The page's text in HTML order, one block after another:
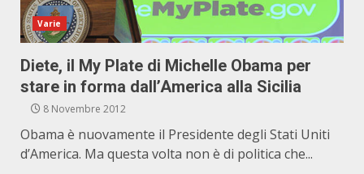
Varie
Diete, il My Plate di Michelle Obama per
stare in forma dall’America alla Sicilia
8 Novembre 2012
Obama è nuovamente il Presidente degli Stati Uniti
d’America. Ma questa volta non è di politica che...